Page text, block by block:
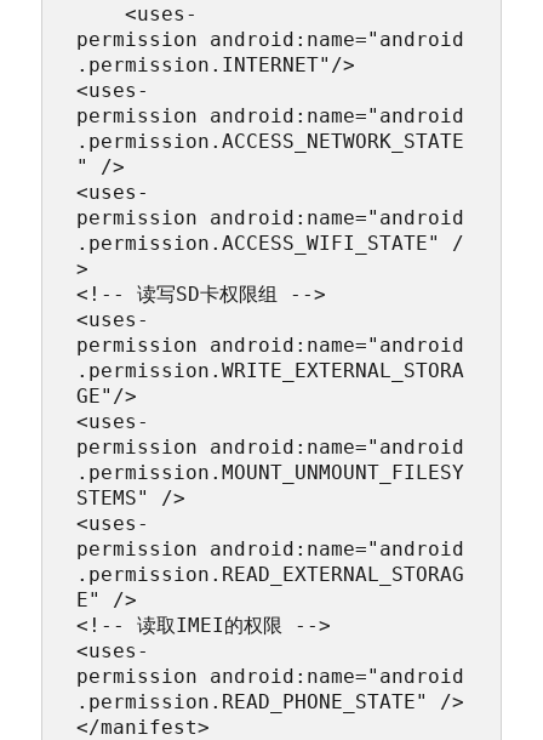
<uses-
permission android:name="android
.permission.INTERNET"/>
<uses-
permission android:name="android
.permission.ACCESS_NETWORK_STATE
" />
<uses-
permission android:name="android
.permission.ACCESS_WIFI_STATE" /
>
<!-- 读写SD卡权限组 -->
<uses-
permission android:name="android
.permission.WRITE_EXTERNAL_STORA
GE"/>
<uses-
permission android:name="android
.permission.MOUNT_UNMOUNT_FILESY
STEMS" />
<uses-
permission android:name="android
.permission.READ_EXTERNAL_STORAG
E" />
<!-- 读取IMEI的权限 -->
<uses-
permission android:name="android
.permission.READ_PHONE_STATE" />
</manifest>